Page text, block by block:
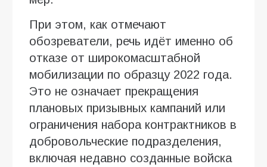
При этом, как отмечают
обозреватели, речь идёт именно об
отказе от широкомасштабной
мобилизации по образцу 2022 года.
Это не означает прекращения
плановых призывных кампаний или
ограничения набора контрактников в
добровольческие подразделения,
включая недавно созданные войска